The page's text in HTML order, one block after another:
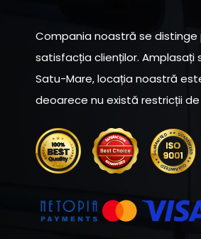
Compania noastră se
satisfacția clienților. Amplasați
Satu-Mare, locația noastră
deoarece nu există restricții